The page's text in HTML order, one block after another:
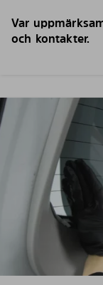
Var
och kontakter.